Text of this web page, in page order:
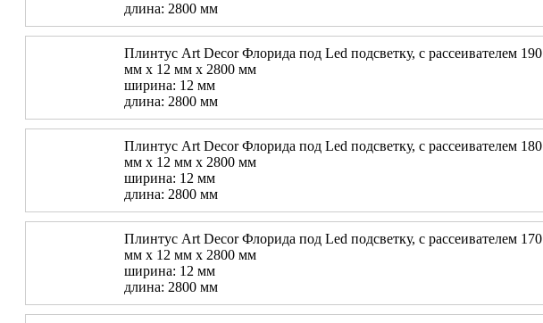
длина: 2800 мм
Плинтус Art Decor Флорида под Led подсветку, с рассеивателем 190
мм х 12 мм х 2800 мм
ширина: 12 мм
длина: 2800 мм
Плинтус Art Decor Флорида под Led подсветку, с рассеивателем 180
мм х 12 мм х 2800 мм
ширина: 12 мм
длина: 2800 мм
Плинтус Art Decor Флорида под Led подсветку, с рассеивателем 170
мм х 12 мм х 2800 мм
ширина: 12 мм
длина: 2800 мм